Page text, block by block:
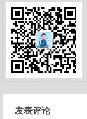
发表评论